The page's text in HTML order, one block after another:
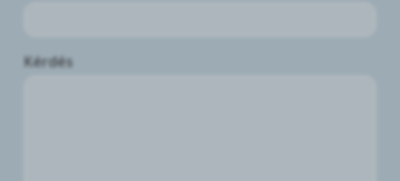
Kérdés